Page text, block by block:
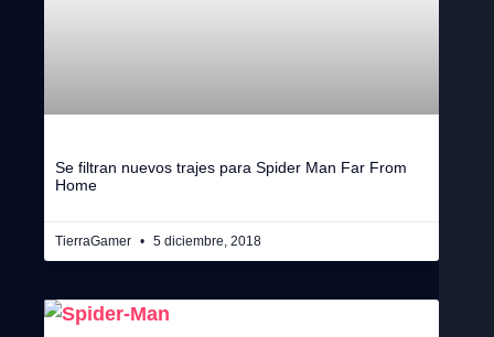
Se filtran nuevos trajes para Spider Man Far From
Home
TierraGamer 5 diciembre, 2018